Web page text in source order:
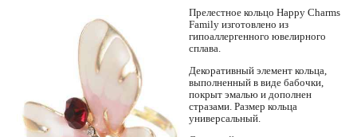
Прелестное кольцо Happy Charms
Family изготовлено из
гипоаллергенного ювелирного
сплава.
Декоративный элемент кольца,
выполненный в виде бабочки,
покрыт эмалью и дополнен
стразами. Размер кольца
универсальный.